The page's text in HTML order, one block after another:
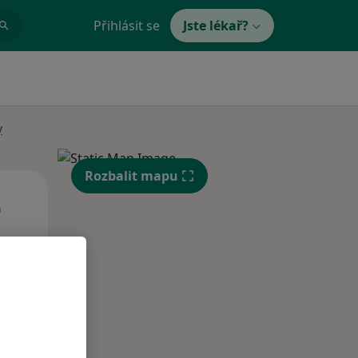
Přihlásit se Jste lékař?
Čt Pá
Rozbalit mapu